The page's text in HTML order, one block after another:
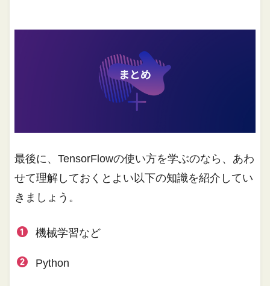
最後に、TensorFlowの使い方を学ぶのなら、あわ
せて理解しておくとよい以下の知識を紹介してい
きましょう。
機械学習など
Python